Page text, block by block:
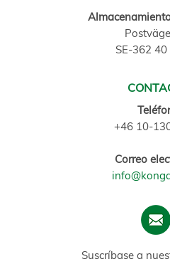
SE-362
+46 10-
Correo
Suscríbase a